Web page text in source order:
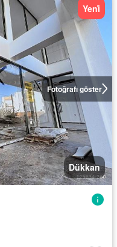
Fotoğrafı göster
Yeni̇
Dükkan